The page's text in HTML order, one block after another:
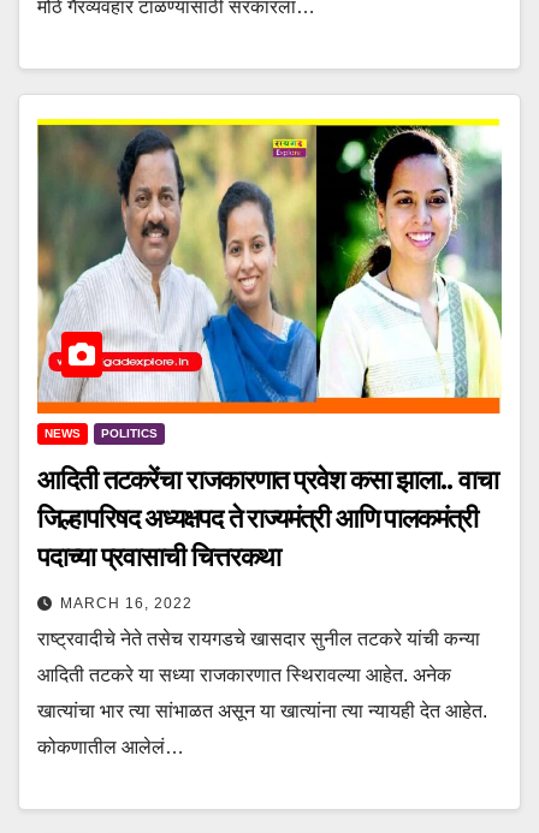
मोठे गैरव्यवहार टाळण्यासाठी सरकारला…
NEWS POLITICS
आदिती तटकरेंचा राजकारणात प्रवेश कसा झाला.. वाचा
जिल्हापरिषद अध्यक्षपद ते राज्यमंत्री आणि पालकमंत्री
पदाच्या प्रवासाची चित्तरकथा
MARCH 16, 2022
राष्ट्रवादीचे नेते तसेच रायगडचे खासदार सुनील तटकरे यांची कन्या
आदिती तटकरे या सध्या राजकारणात स्थिरावल्या आहेत. अनेक
खात्यांचा भार त्या सांभाळत असून या खात्यांना त्या न्यायही देत आहेत.
कोकणातील आलेलं…